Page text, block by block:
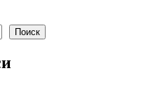
Поиск